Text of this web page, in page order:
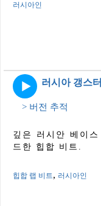
러시아인
러시아 갱스터
> 버전 추적
깊은 러시안 베이
드한 힙합 비트.
힙합 랩 비트 , 러시아인